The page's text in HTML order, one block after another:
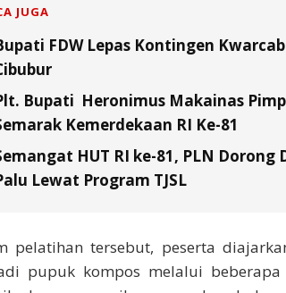
JUGA
FDW Lepas Kontingen
Bupati Heronimus Makainas
Kemerdekaan RI Ke-81
HUT RI ke-81, PLN
Lewat Program TJSL
pelatihan tersebut, peserta
pupuk kompos melalui